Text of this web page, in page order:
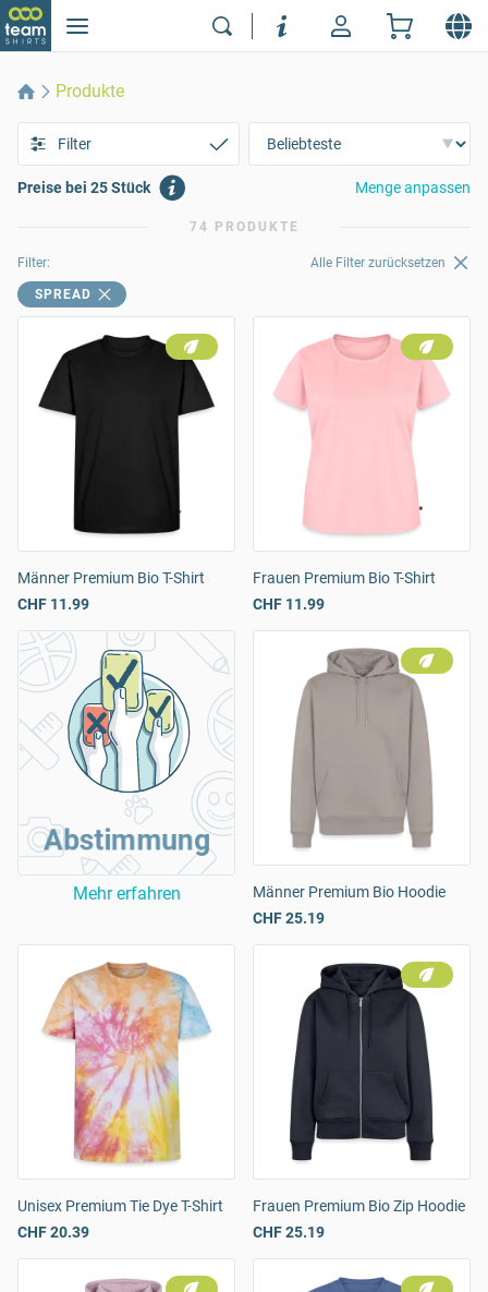
Produkte
Filter
Preise bei 25 Stück Menge anpassen
74 PRODUKTE
Filter: Alle Filter zurücksetzen
SPREAD
Männer Premium Bio T-Shirt
CHF 11.99
Frauen Premium Bio T-Shirt
CHF 11.99
Abstimmung
Mehr erfahren
Männer Premium Bio Hoodie
CHF 25.19
Unisex Premium Tie Dye T-Shirt
CHF 20.39
Frauen Premium Bio Zip Hoodie
CHF 25.19